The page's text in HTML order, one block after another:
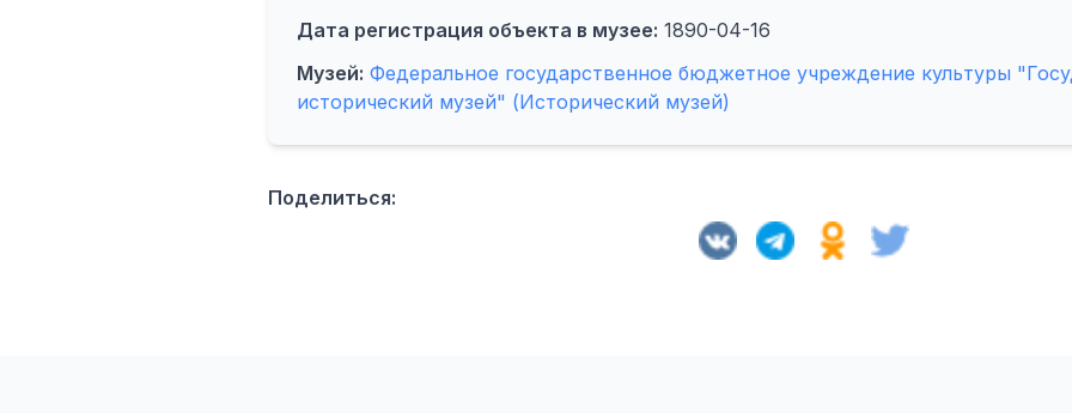
Дата регистрация объекта в музее: 1890-04-16
Музей: Федеральное государственное бюджетное учреждение культуры
исторический музей" (Исторический музей)
Поделиться: